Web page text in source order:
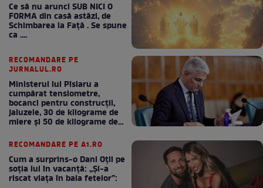
Ce să nu arunci SUB NICI O
FORMA din casă astăzi, de
Schimbarea la Față . Se spune
ca ....
RECOMANDARE PE
JURNALUL.RO
Ministerul lui Pîslaru a
cumpărat tensiometre,
bocanci pentru construcții,
jaluzele, 30 de kilograme de
miere și 50 de kilograme de
RECOMANDARE PE A1.RO
Cum a surprins-o Dani Oțil pe
soția lui în vacanță: „Și-a
riscat viața în baia fetelor”: